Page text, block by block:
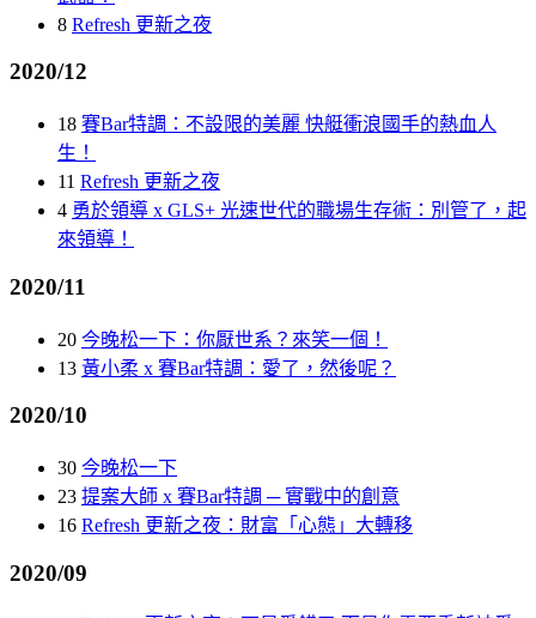
8 Refresh 更新之夜
2020/12
18 賽Bar特調：不設限的美麗 快艇衝浪國手的熱血人
生！
11 Refresh 更新之夜
4 勇於領導 x GLS+ 光速世代的職場生存術：別管了，起
來領導！
2020/11
20 今晚松一下：你厭世系？來笑一個！
13 黃小柔 x 賽Bar特調：愛了，然後呢？
2020/10
30 今晚松一下
23 提案大師 x 賽Bar特調 ​─ 實戰中的創意
16 Refresh 更新之夜：財富「心態」大轉移
2020/09